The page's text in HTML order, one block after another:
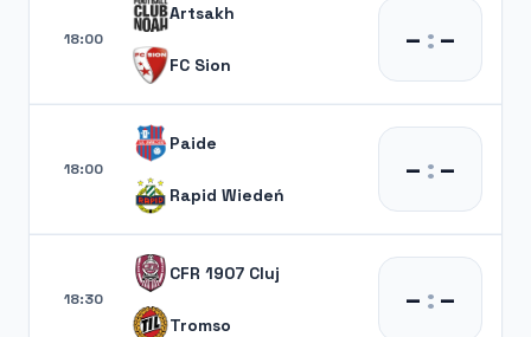
18:00
Artsakh
FC Sion
– :–
18:00
Paide
Rapid Wiedeń
– :–
18:30
CFR 1907 Cluj
Tromso
– :–